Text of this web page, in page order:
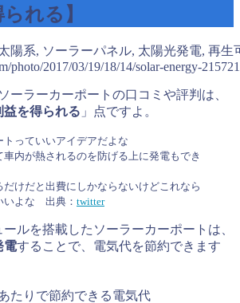
れる】
photo/2017/03/19/18/14/solar-energy-
ーラーカーポートの口コミや評判は、
益を得られる 」点ですよ。
トっていいアイデアだよな
内が熱されるのを防げる上に発電もでき
だけだと出費にしかならないけどこれなら
いよな 出典： twitter
ルを搭載したソーラーカーポートは、
電することで、電気代を節約できます
たりで節約できる電気代